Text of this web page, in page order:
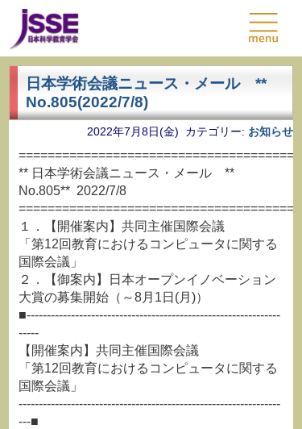
日本学術会議ニュース・メール **
No.805(2022/7/8)
2022年7月8日(金) カテゴリー: お知らせ
** 日本学術会議ニュース・メール **
No.805** 2022/7/8
１．【開催案内】共同主催国際会議
「第12回教育におけるコンピュータに関する
国際会議」
２．【御案内】日本オープンイノベーション
大賞の募集開始（～8月1日(月)）
■---------------------------------------------------------------
-----
【開催案内】共同主催国際会議
「第12回教育におけるコンピュータに関する
国際会議」
-----------------------------------------------------------------
---■